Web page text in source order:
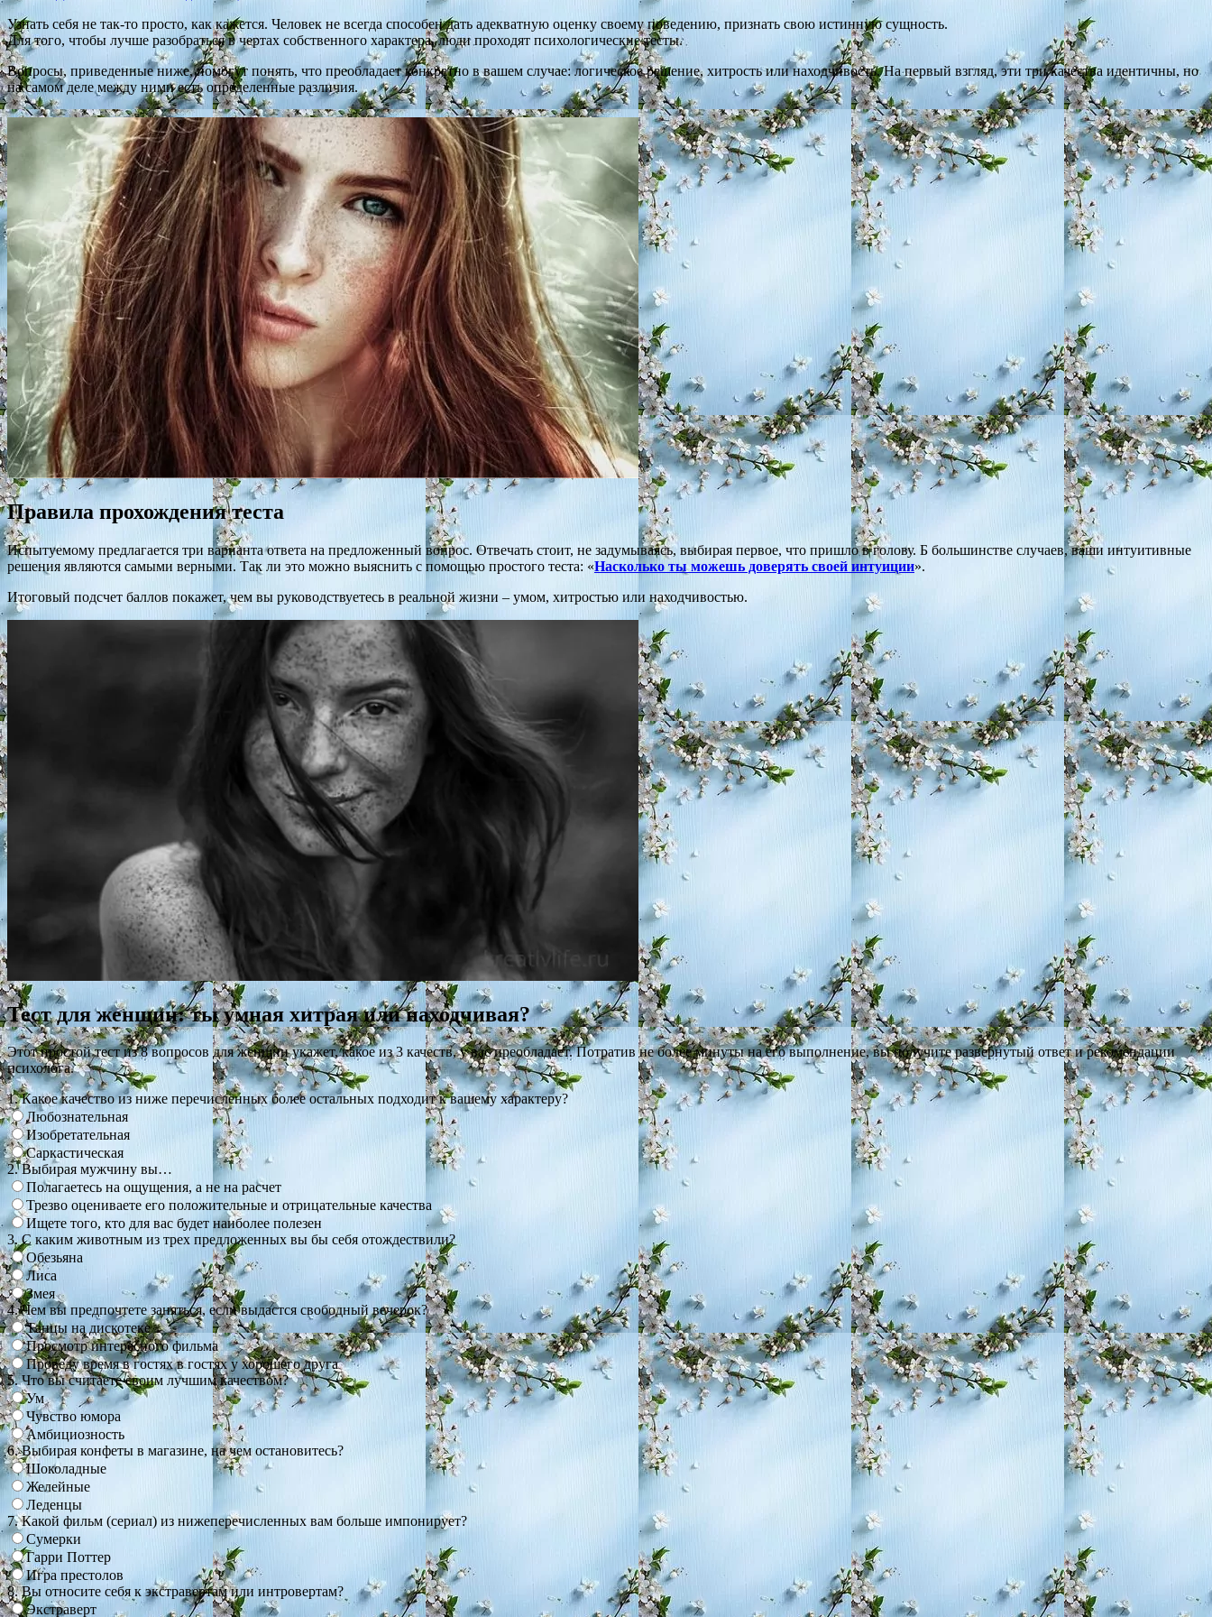
Узнать себя не так-то просто, как кажется. Человек не всегда способен дать адекватную оценку своему поведению, признать свою истинную сущность.
Для того, чтобы лучше разобраться в чертах собственного характера, люди проходят психологические тесты.
Вопросы, приведенные ниже, помогут понять, что преобладает конкретно в вашем случае: логическое решение, хитрость или находчивость. На первый взгляд, эти три качества идентичны, но
на самом деле между ними есть определенные различия.
Правила прохождения теста
Испытуемому предлагается три варианта ответа на предложенный вопрос. Отвечать стоит, не задумываясь, выбирая первое, что пришло в голову. Б большинстве случаев, ваши интуитивные
решения являются самыми верными. Так ли это можно выяснить с помощью простого теста: «Насколько ты можешь доверять своей интуиции».
Итоговый подсчет баллов покажет, чем вы руководствуетесь в реальной жизни – умом, хитростью или находчивостью.
Тест для женщин: ты умная хитрая или находчивая?
Этот простой тест из 8 вопросов для женщин укажет, какое из 3 качеств, у вас преобладает. Потратив не более минуты на его выполнение, вы получите развернутый ответ и рекомендации
психолога.
1. Какое качество из ниже перечисленных более остальных подходит к вашему характеру?
Любознательная
Изобретательная
Саркастическая
2. Выбирая мужчину вы…
Полагаетесь на ощущения, а не на расчет
Трезво оцениваете его положительные и отрицательные качества
Ищете того, кто для вас будет наиболее полезен
3. С каким животным из трех предложенных вы бы себя отождествили?
Обезьяна
Лиса
Змея
4. Чем вы предпочтете заняться, если выдастся свободный вечерок?
Танцы на дискотеке
Просмотр интересного фильма
Проведу время в гостях в гостях у хорошего друга
5. Что вы считаете своим лучшим качеством?
Ум
Чувство юмора
Амбициозность
6. Выбирая конфеты в магазине, на чем остановитесь?
Шоколадные
Желейные
Леденцы
7. Какой фильм (сериал) из нижеперечисленных вам больше импонирует?
Сумерки
Гарри Поттер
Игра престолов
8. Вы относите себя к экстравертам или интровертам?
Экстраверт